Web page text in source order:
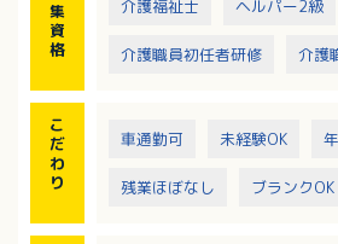
集
資
格
介護福祉士 ヘルパー2級
介護職員初任者研修 介護
こ
だ
わ
り
車通勤可 未経験OK
残業ほぼなし ブランクOK